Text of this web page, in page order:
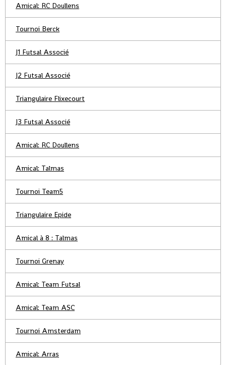
Amical: RC Doullens
Tournoi Berck
J1 Futsal Associé
J2 Futsal Associé
Triangulaire Flixecourt
J3 Futsal Associé
Amical: RC Doullens
Amical: Talmas
Tournoi Team5
Triangulaire Epide
Amical à 8 : Talmas
Tournoi Grenay
Amical: Team Futsal
Amical: Team ASC
Tournoi Amsterdam
Amical: Arras